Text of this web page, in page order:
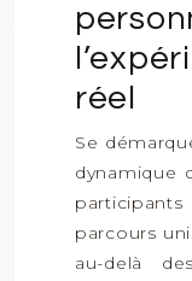
réel
Se
dynamique
parcours
au-delà